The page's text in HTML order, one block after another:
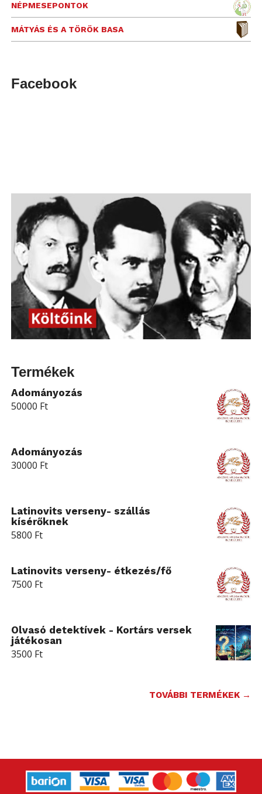
NÉPMESEPONTOK
MÁTYÁS ÉS A TÖRÖK BASA
Facebook
Termékek
Adományozás
50000 Ft
Adományozás
30000 Ft
Latinovits verseny- szállás
kísérőknek
5800 Ft
Latinovits verseny- étkezés/fő
7500 Ft
Olvasó detektívek - Kortárs versek
játékosan
3500 Ft
TOVÁBBI TERMÉKEK →